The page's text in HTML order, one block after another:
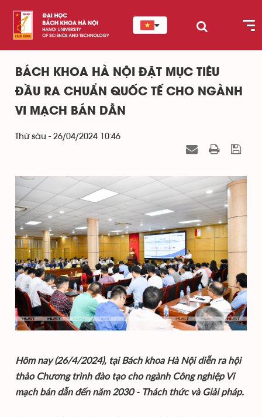
BÁCH KHOA HÀ NỘI ĐẶT MỤC TIÊU
ĐẦU RA CHUẨN QUỐC TẾ CHO NGÀNH
VI MẠCH BÁN DẪN
Thứ sáu - 26/04/2024 10:46
Hôm nay (26/4/2024), tại Bách khoa Hà Nội diễn ra hội
thảo Chương trình đào tạo cho ngành Công nghiệp Vi
mạch bán dẫn đến năm 2030 - Thách thức và Giải pháp.